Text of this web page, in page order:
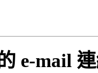
e-mail